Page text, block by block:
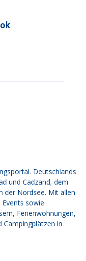
Deutschlands
und Cadzand, dem
der Nordsee. Mit allen
sowie
Ferienwohnungen,
Campingplätzen in